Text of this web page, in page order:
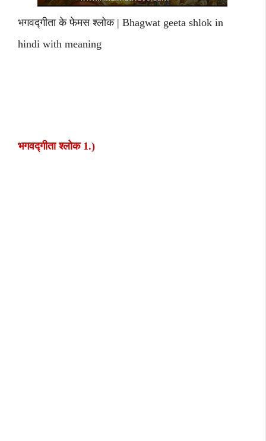
भगवद्गीता के फेमस श्लोक | Bhagwat geeta shlok in
hindi with meaning
भगवद्गीता श्लोक 1.)